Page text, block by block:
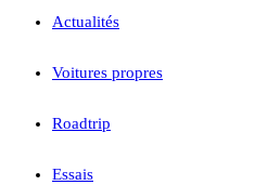
Actualités
Voitures propres
Roadtrip
Essais